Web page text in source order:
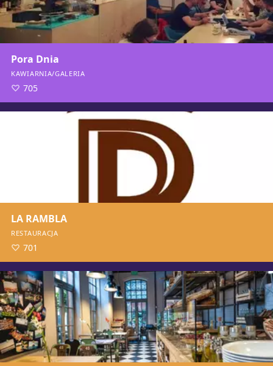
Pora Dnia
KAWIARNIA/GALERIA
705
LA RAMBLA
RESTAURACJA
701